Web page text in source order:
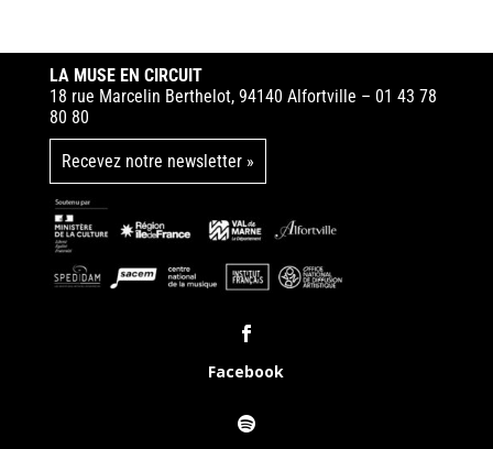
LA MUSE EN CIRCUIT
18 rue Marcelin Berthelot, 94140 Alfortville – 01 43 78
80 80
Recevez notre newsletter »
Facebook